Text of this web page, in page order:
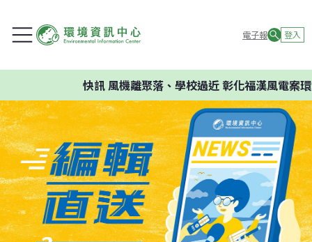
電子報 登入
快訊風機離聚落、學校過近 彰化福漢風電案環